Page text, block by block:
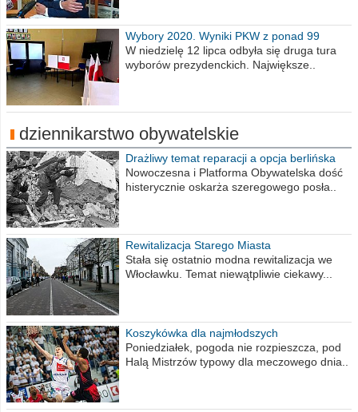
Wybory 2020. Wyniki PKW z ponad 99
procent obwodów
W niedzielę 12 lipca odbyła się druga tura
wyborów prezydenckich. Największe..
dziennikarstwo obywatelskie
Drażliwy temat reparacji a opcja berlińska
Nowoczesna i Platforma Obywatelska dość
histerycznie oskarża szeregowego posła..
Rewitalizacja Starego Miasta
Stała się ostatnio modna rewitalizacja we
Włocławku. Temat niewątpliwie ciekawy...
Koszykówka dla najmłodszych
Poniedziałek, pogoda nie rozpieszcza, pod
Halą Mistrzów typowy dla meczowego dnia..